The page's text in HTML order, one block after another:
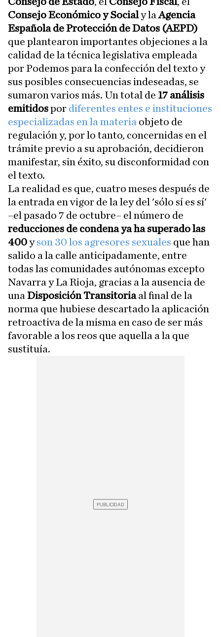
Consejo Económico y Socialy laAgencia
Española de Protección de Datos (AEPD)
que plantearon importantes objeciones a la
calidad de la técnica legislativa empleada
por Podemos para la confección del texto y
sus posibles consecuencias indeseadas, se
sumaron varios más. Un total de 17 análisis
emitidospor diferentes entes e instituciones
especializadas en la materia objeto de
regulación y, por lo tanto, concernidas en el
trámite previo a su aprobación, decidieron
manifestar, sin éxito, su disconformidad con
el texto.
La realidad es que, cuatro meses después de
la entrada en vigor de la ley del 'sólo sí es sí'
–el pasado 7 de octubre– el número de
reducciones de condena ya ha superado las
400yson 30 los agresores sexuales que han
salido a la calle anticipadamente, entre
todas las comunidades autónomas excepto
Navarra y La Rioja, gracias a la ausencia de
una Disposición Transitoriaal final de la
norma que hubiese descartado la aplicación
retroactiva de la misma en caso de ser más
favorable a los reos que aquella a la que
sustituía.